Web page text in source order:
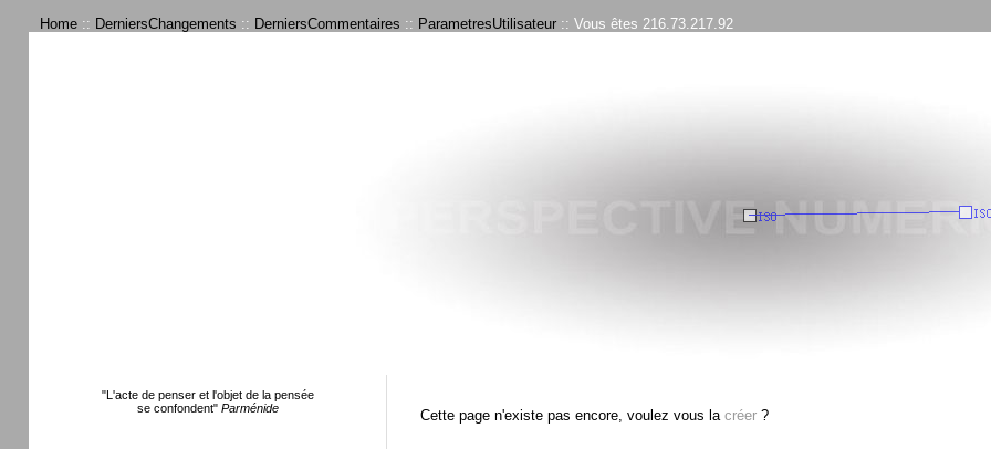
Home :: DerniersChangements :: DerniersCommentaires :: ParametresUtilisateur :: Vous êtes 216.73.217.92
"L'acte de penser et l'objet de la pensée
se confondent"Parménide Cette page n'existe pas encore, voulez vous la créer?